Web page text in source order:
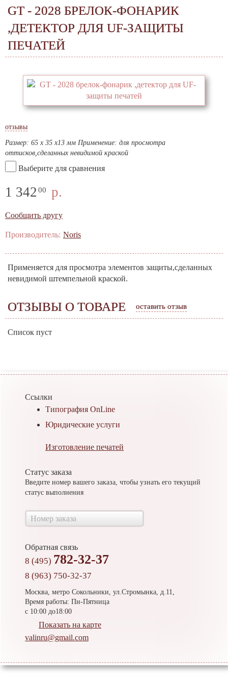
GT - 2028 БРЕЛОК-ФОНАРИК
,ДЕТЕКТОР ДЛЯ UF-ЗАЩИТЫ
ПЕЧАТЕЙ
отзывы
Размер: 65 х 35 х13 мм Применение: для просмотра
оттисков,сделанных невидимой краской
Выберите для сравнения
1 342 00 р.
Сообщить другу
Производитель: Noris
Применяется для просмотра элементов защиты,сделанных
невидимой штемпельной краской.
ОТЗЫВЫ О ТОВАРЕ оставить отзыв
Список пуст
Ссылки
Типография OnLine
Юридические услуги
Изготовление печатей
Статус заказа
Введите номер вашего заказа, чтобы узнать его текущий
статус выполнения
Обратная связь
8 (495) 782-32-37
8 (963) 750-32-37
Москва, метро Сокольники, ул.Стромынка, д.11,
Время работы: Пн-Пятница
с 10:00 до18:00
Показать на карте
valinru@gmail.com